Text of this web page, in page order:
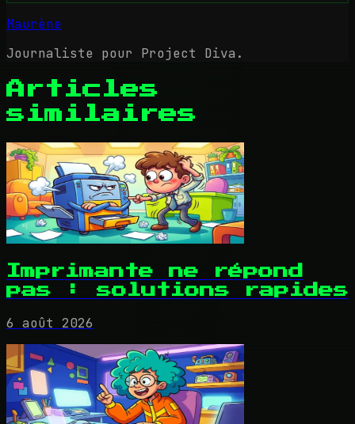
Maurène
Journaliste pour Project Diva.
Articles
similaires
Imprimante ne répond
pas : solutions rapides
6 août 2026